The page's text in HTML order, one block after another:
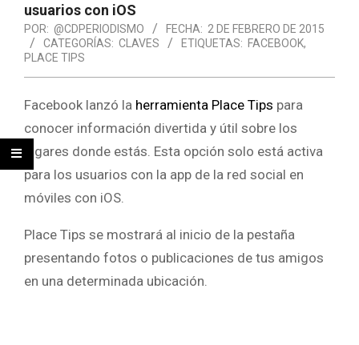
usuarios con iOS
POR: @CDPERIODISMO FECHA: 2 DE FEBRERO DE 2015
CATEGORÍAS: CLAVES ETIQUETAS: FACEBOOK,
PLACE TIPS
Facebook lanzó la herramienta Place Tips para
conocer información divertida y útil sobre los
lugares donde estás. Esta opción solo está activa
para los usuarios con la app de la red social en
móviles con iOS.
Place Tips se mostrará al inicio de la pestaña
presentando fotos o publicaciones de tus amigos
en una determinada ubicación.